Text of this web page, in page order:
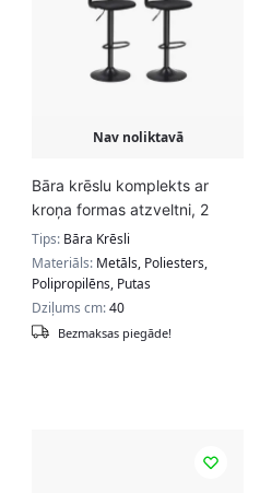
Nav noliktavā
Bāra krēslu komplekts ar
kroņa formas atzveltni, 2
gab.
Tips: Bāra Krēsli
Materiāls: Metāls, Poliesters,
Polipropilēns, Putas
Dziļums cm:40
Bezmaksas piegāde!